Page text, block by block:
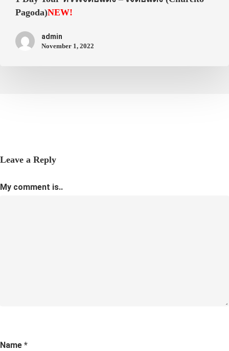
Pagoda)NEW!
admin
November 1, 2022
Leave a Reply
My comment is..
Name *